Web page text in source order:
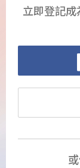
立即登記